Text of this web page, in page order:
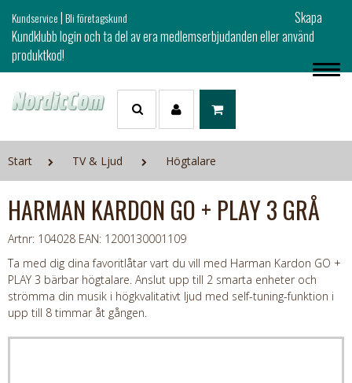
Kundservice|Bli företagskund
Skapa
Kundklubb login och ta del av era medlemserbjudanden eller använd
produktkod!
Start TV & Ljud Högtalare
HARMAN KARDON GO + PLAY 3 GRÅ
Artnr: 104028 EAN: 1200130001109
Ta med dig dina favoritlåtar vart du vill med Harman Kardon GO +
PLAY 3 bärbar högtalare. Anslut upp till 2 smarta enheter och
strömma din musik i högkvalitativt ljud med self-tuning-funktion i
upp till 8 timmar åt gången.